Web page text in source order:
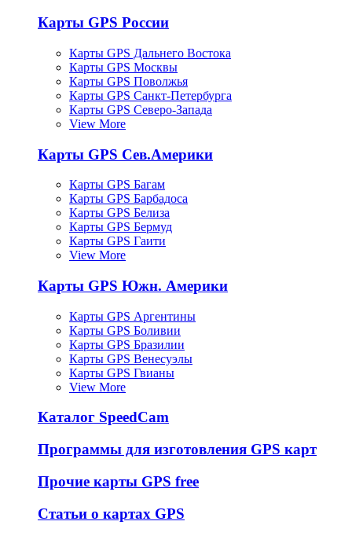
Карты GPS России
Карты GPS Дальнего Востока
Карты GPS Москвы
Карты GPS Поволжья
Карты GPS Санкт-Петербурга
Карты GPS Северо-Запада
View More
Карты GPS Сев.Америки
Карты GPS Багам
Карты GPS Барбадоса
Карты GPS Белиза
Карты GPS Бермуд
Карты GPS Гаити
View More
Карты GPS Южн. Америки
Карты GPS Аргентины
Карты GPS Боливии
Карты GPS Бразилии
Карты GPS Венесуэлы
Карты GPS Гвианы
View More
Каталог SpeedCam
Программы для изготовления GPS карт
Прочие карты GPS free
Статьи о картах GPS